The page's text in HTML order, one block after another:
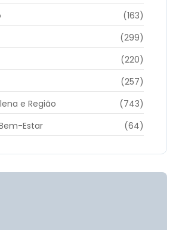
(163)
(299)
(220)
(257)
e Região
(743)
Estar
(64)